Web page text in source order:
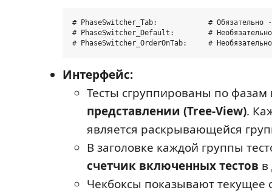
# PhaseSwitcher_Tab:            # Обязательно -
# PhaseSwitcher_Default:        #
Интерфейс:
Тесты сгруппированы по
представлении (Tree-View).
является раскрывающейся
В заголовке каждой группы
счетчик включенных тестов в
Чекбоксы показывают текущее